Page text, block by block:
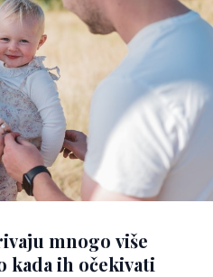
mnogo više
kada ih očekivati